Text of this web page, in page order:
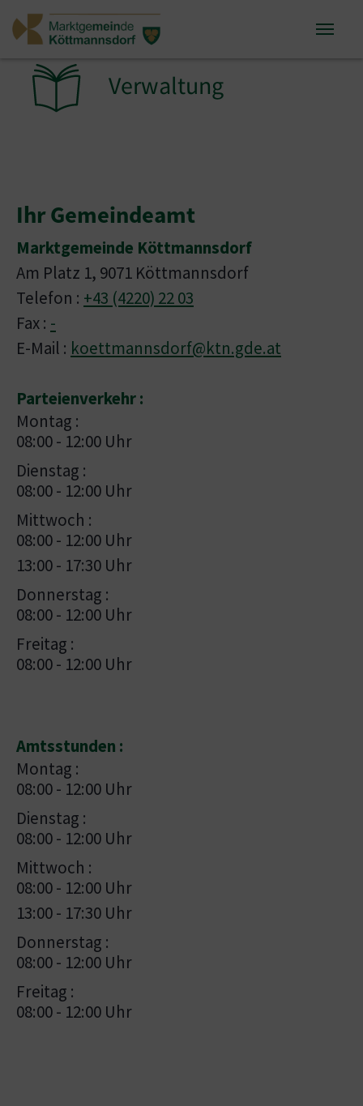
Zum Inhalt springen
Zum Seitenende springen
Sie sind hier: Verwaltung
Ihr Gemeindeamt
Marktgemeinde Köttmannsdorf
Am Platz 1, 9071 Köttmannsdorf
Telefon : +43 (4220) 22 03
Fax : -
E-Mail : koettmannsdorf@ktn.gde.at
Parteienverkehr :
Montag :
08:00 - 12:00 Uhr
Dienstag :
08:00 - 12:00 Uhr
Mittwoch :
08:00 - 12:00 Uhr
13:00 - 17:30 Uhr
Donnerstag :
08:00 - 12:00 Uhr
Freitag :
08:00 - 12:00 Uhr
Amtsstunden :
Montag :
08:00 - 12:00 Uhr
Dienstag :
08:00 - 12:00 Uhr
Mittwoch :
08:00 - 12:00 Uhr
13:00 - 17:30 Uhr
Donnerstag :
08:00 - 12:00 Uhr
Freitag :
08:00 - 12:00 Uhr